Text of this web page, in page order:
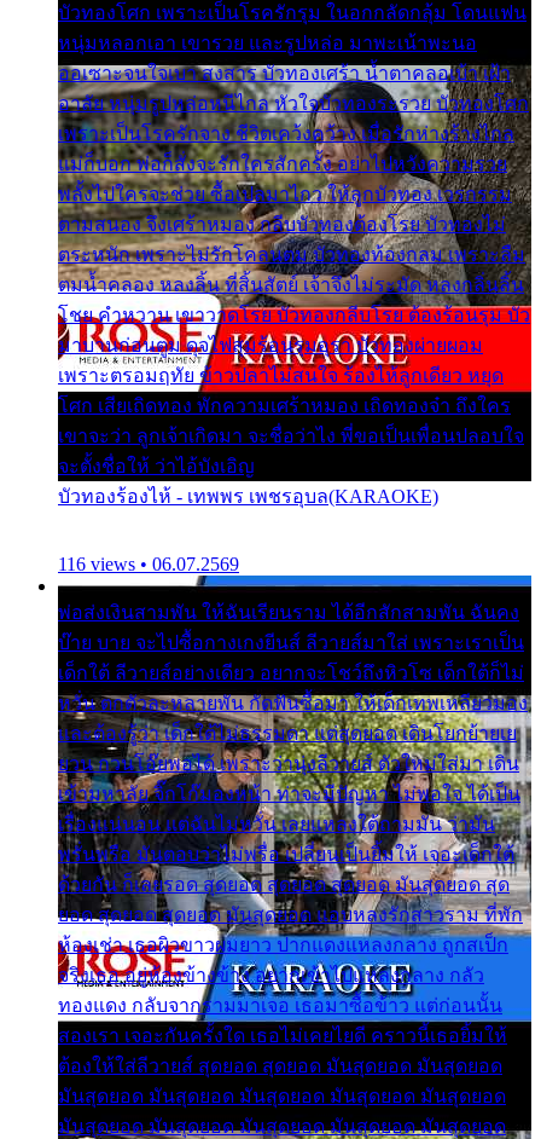
บัวทองโศก เพราะเป็นโรครักรุม ในอกกลัดกลุ้ม โดนแฟน
หนุ่มหลอกเอา เขารวย และรูปหล่อ มาพะเน้าพะนอ
ออเซาะจนใจเบา สงสาร บัวทองเศร้า น้ำตาคลอเบ้า เฝ้า
อาลัย หนุ่มรูปหล่อหนีไกล หัวใจบัวทองระรวย บัวทองโศก
เพราะเป็นโรครักจาง ชีวิตเคว้งคว้าง เมื่อรักห่างร้างไกล
แม่ก็บอก พ่อก็สั่งจะรักใครสักครั้ง อย่าไปหวังความรวย
พลั้งไปใครจะช่วย ซื้อเปลมาไกว ให้ลูกบัวทอง เวรกรรม
ตามสนอง จึงเศร้าหมอง กลีบบัวทองต้องโรย บัวทองไม่
ตระหนัก เพราะไม่รักโคลนตม บัวทองท้องกลม เพราะลืม
ตมน้ำคลอง หลงลิ้น ที่สิ้นสัตย์ เจ้าจึงไม่ระมัด หลงกลิ่นลิ้น
โชย คำหวาน เขาวาดโรย บัวทองกลีบโรย ต้องร้อนรุม บัว
มาบานก่อนตูม ดุจไฟสุมร้อนรุมอุรา บัวทองผ่ายผอม
เพราะตรอมฤทัย ข้าวปลาไม่สนใจ ร้องไห้ลูกเดียว หยุด
โศก เสียเถิดทอง พักความเศร้าหมอง เถิดทองจ๋า ถึงใคร
เขาจะว่า ลูกเจ้าเกิดมา จะชื่อว่าไง พี่ขอเป็นเพื่อนปลอบใจ
จะตั้งชื่อให้ ว่าไอ้บังเอิญ
บัวทองร้องไห้ - เทพพร เพชรอุบล(KARAOKE)
116 views • 06.07.2569
พ่อส่งเงินสามพัน ให้ฉันเรียนราม ได้อีกสักสามพัน ฉันคง
บ๊าย บาย จะไปซื้อกางเกงยีนส์ ลีวายส์มาใส่ เพราะเราเป็น
เด็กใต้ ลีวายส์อย่างเดียว อยากจะโชว์ถึงหิวโซ เด็กใต้ก็ไม่
หวั่น ตกตัวละหลายพัน กัดฟันซื้อมา ให้เด็กเทพเหลียวมอง
และต้องรู้ว่า เด็กใต้ไม่ธรรมดา แต่สุดยอด เดินโยกย้ายเย
ยวน กวนโอ๊ยพอได้ เพราะว่านุ่งลีวายส์ ตัวใหม่ใส่มา เดิน
เข้ามหาลัย จิ๊กโก๊มองหน้า ท่าจะมีปัญหา ไม่พอใจ ได้เป็น
เรื่องแน่นอน แต่ฉันไม่หวั่น เลยแหลงใต้ถามมัน ว่ามัน
พรั่นพรือ มันตอบว่าไม่พรื่อ เปลี่ยนเป็นยิ้มให้ เจอะเด็กใต้
ด้วยกัน ก็เลยรอด สุดยอด สุดยอด สุดยอด มันสุดยอด สุด
ยอด สุดยอด สุดยอด มันสุดยอด แอบหลงรักสาวราม ที่พัก
ห้องเช่า เธอผิวขาวผมยาว ปากแดงแหลงกลาง ถูกสเป็ก
จริงเธอ อยู่ห้องข้างข้าง อยากเข้าไปแหลงกลาง กลัว
ทองแดง กลับจากรามมาเจอ เธอมาซื้อข้าว แต่ก่อนนั้น
สองเรา เจอะกันครั้งใด เธอไม่เคยไยดี คราวนี้เธอยิ้มให้
ต้องให้ใส่ลีวายส์ สุดยอด สุดยอด มันสุดยอด มันสุดยอด
มันสุดยอด มันสุดยอด มันสุดยอด มันสุดยอด มันสุดยอด
มันสุดยอด มันสุดยอด มันสุดยอด มันสุดยอด มันสุดยอด